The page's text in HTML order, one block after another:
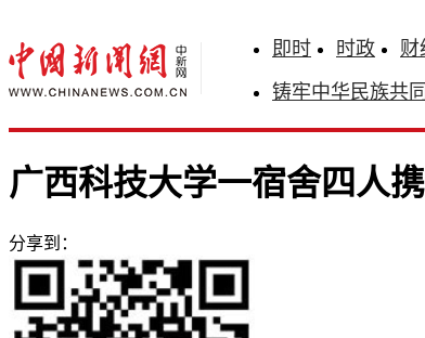
即时 时政 财
铸牢中华民族共
广西科技大学一宿舍四人
分享到：